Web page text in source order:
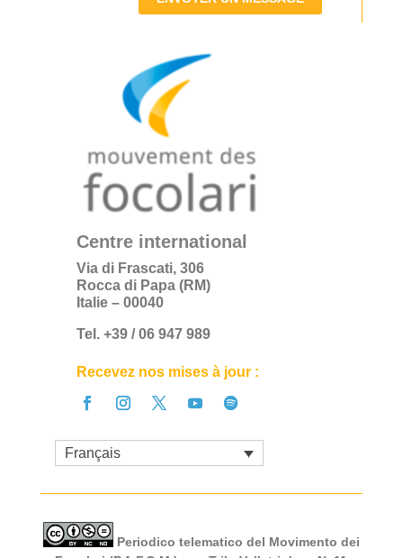
Centre international
Via di Frascati, 306
Rocca di Papa (RM)
Italie – 00040
Tel. +39 / 06 947 989
Recevez nos mises à jour :
Français
Periodico telematico del Movimento dei